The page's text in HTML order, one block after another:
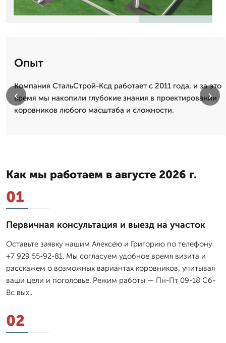
Опыт
Компания СтальСтрой-Ксд работает с 2011 года, и за это
время мы накопили глубокие знания в проектировании
коровников любого масштаба и сложности.
‹ ›
Как мы работаем в августе 2026 г.
01
Первичная консультация и выезд на участок
Оставьте заявку нашим Алексею и Григорию по телефону
+7 929 55-92-81. Мы согласуем удобное время визита и
расскажем о возможных вариантах коровников, учитывая
ваши цели и поголовье. Режим работы — Пн-Пт 09-18 Сб-
Вс вых..
02